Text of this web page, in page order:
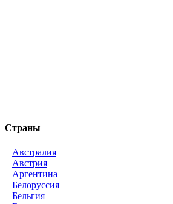
Страны
Австралия
Австрия
Аргентина
Белоруссия
Бельгия